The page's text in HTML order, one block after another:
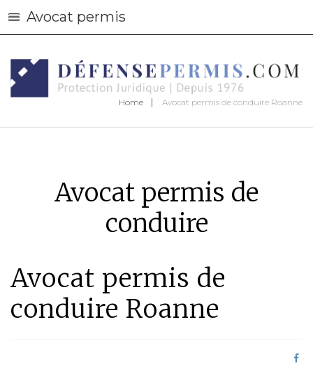
Avocat permis
Home Avocat permis de conduire Roanne
Avocat permis de
conduire
Avocat permis de
conduire Roanne